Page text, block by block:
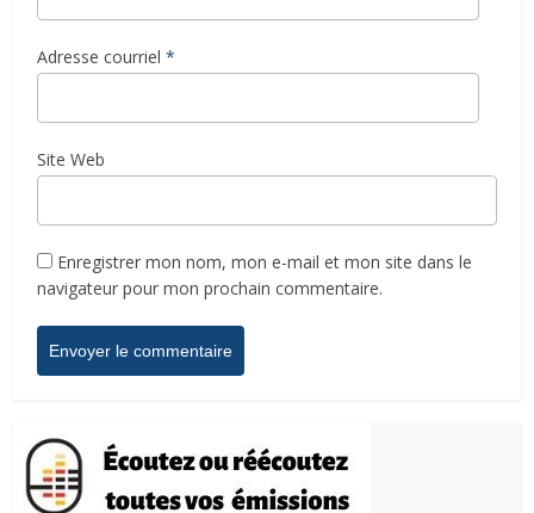
Adresse courriel *
Site Web
Enregistrer mon nom, mon e-mail et mon site dans le
navigateur pour mon prochain commentaire.